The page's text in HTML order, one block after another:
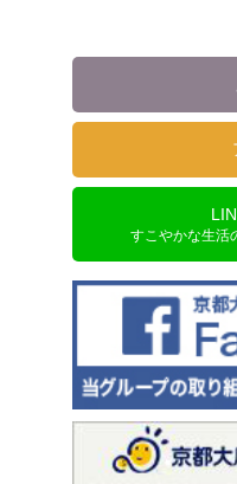
すこやかな生活